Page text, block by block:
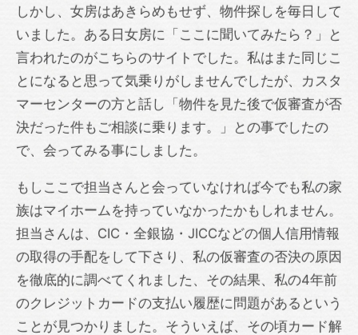
しかし、女房はあきらめもせず、物件探しを毎日して
いました。ある日女房に「ここに聞いてみたら？」と
言われたのがこちらのサイトでした。私はまた同じこ
とになると思って気乗りがしませんでしたが、カスタ
マーセンターの方と話し「物件を見た後で仮審査が否
決だった件もご相談に乗ります。」との事でしたの
で、会ってみる事にしました。
もしここで担当さんと会っていなければ今でも私の家
族はマイホームを持っていなかったかもしれません。
担当さんは、CIC・全銀協・JICCなどの個人信用情報
の取得の手配をして下さり、私の仮審査の否決の原因
を徹底的に調べてくれました、その結果、私の4年前
のクレジットカードの支払い履歴に問題があるという
ことが見つかりました。そういえば、その頃カード解